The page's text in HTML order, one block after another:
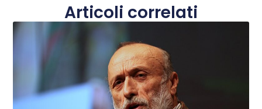
Articoli correlati